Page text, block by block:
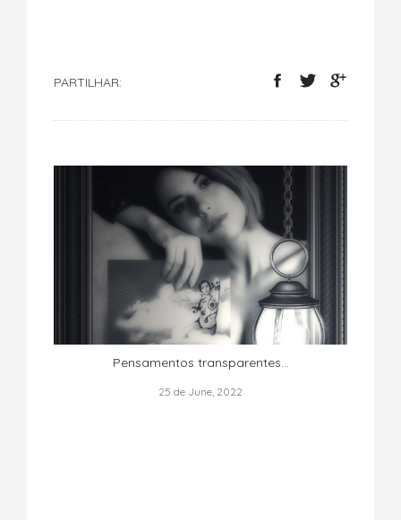
PARTILHAR:
Pensamentos transparentes...
25 de June, 2022